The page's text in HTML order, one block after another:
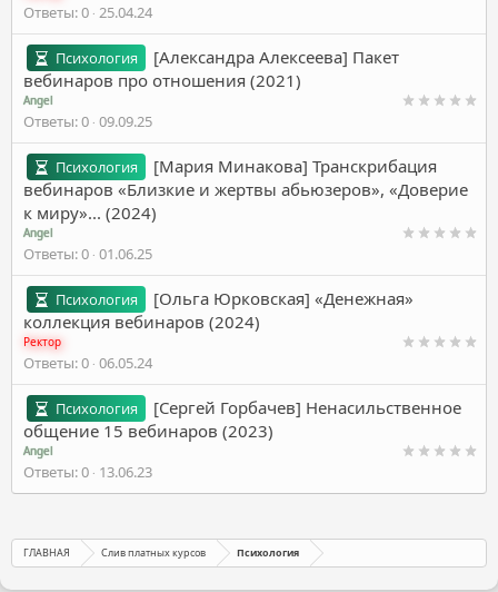
Ответы 0 25.04.24
Психология
[Александра Алексеева] Пакет
вебинаров про отношения (2021)
Angel
Ответы 0 09.09.25
Психология
[Мария Минакова] Транскрибация
вебинаров «Близкие и жертвы абьюзеров», «Доверие
к миру»... (2024)
Angel
Ответы 0 01.06.25
Психология
[Ольга Юрковская] «Денежная»
коллекция вебинаров (2024)
Ректор
Ответы 0 06.05.24
Психология
[Сергей Горбачев] Ненасильственное
общение 15 вебинаров (2023)
Angel
Ответы 0 13.06.23
ГЛАВНАЯ Слив платных курсов Психология